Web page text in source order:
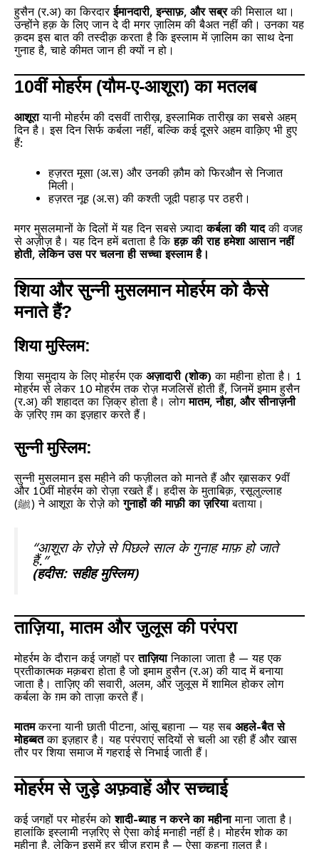
हुसैन (र.अ) का किरदारईमानदारी, इन्साफ़, और सब्रकी मिसाल था।
उन्होंने हक़ के लिए जान दे दी मगर ज़ालिम की बैअत नहीं की। उनका यह
क़दम इस बात की तस्दीक़ करता है कि इस्लाम में ज़ालिम का साथ देना
गुनाह है, चाहे कीमत जान ही क्यों न हो।
10वीं मोहर्रम (यौम-ए-आशूरा) का मतलब
आशूरायानी मोहर्रम की दसवीं तारीख़, इस्लामिक तारीख़ का सबसे अहम्
दिन है। इस दिन सिर्फ कर्बला नहीं, बल्कि कई दूसरे अहम वाक़िए भी हुए
हैं:
हज़रत मूसा (अ.स) और उनकी क़ौम को फिरऔन से निजात
मिली।
हज़रत नूह (अ.स) की कश्ती जूदी पहाड़ पर ठहरी।
मगर मुसलमानों के दिलों में यह दिन सबसे ज़्यादाकर्बला की यादकी वजह
से अज़ीज़ है। यह दिन हमें बताता है किहक़ की राह हमेशा आसान नहीं
होती, लेकिन उस पर चलना ही सच्चा इस्लाम है।
शिया और सुन्नी मुसलमान मोहर्रम को कैसे
मनाते हैं?
शिया मुस्लिम:
शिया समुदाय के लिए मोहर्रम एक अज़ादारी (शोक) का महीना होता है। 1
मोहर्रम से लेकर 10 मोहर्रम तक रोज़ मजलिसें होती हैं, जिनमें इमाम हुसैन
(र.अ) की शहादत का ज़िक्र होता है। लोगमातम, नौहा, और सीनाज़नी
के ज़रिए ग़म का इज़हार करते हैं।
सुन्नी मुस्लिम:
सुन्नी मुसलमान इस महीने की फज़ीलत को मानते हैं और ख़ासकर 9वीं
और 10वीं मोहर्रम को रोज़ा रखते हैं। हदीस के मुताबिक़, रसूलुल्लाह
(ﷺ) ने आशूरा के रोज़े कोगुनाहों की माफ़ी का ज़रियाबताया।
“आशूरा के रोज़े से पिछले साल के गुनाह माफ़ हो जाते
हैं.”
(हदीस: सहीह मुस्लिम)
ताज़िया, मातम और जुलूस की परंपरा
मोहर्रम के दौरान कई जगहों परताज़ियानिकाला जाता है — यह एक
प्रतीकात्मक मक़बरा होता है जो इमाम हुसैन (र.अ) की याद में बनाया
जाता है। ताज़िए की सवारी, अलम, और जुलूस में शामिल होकर लोग
कर्बला के ग़म को ताज़ा करते हैं।
मातमकरना यानी छाती पीटना, आंसू बहाना — यह सब अहले-बैत से
मोहब्बतका इज़हार है। यह परंपराएं सदियों से चली आ रही हैं और खास
तौर पर शिया समाज में गहराई से निभाई जाती हैं।
मोहर्रम से जुड़े अफ़वाहें और सच्चाई
कई जगहों पर मोहर्रम कोशादी-ब्याह न करने का महीनामाना जाता है।
हालांकि इस्लामी नज़रिए से ऐसा कोई मनाही नहीं है। मोहर्रम शोक का
महीना है, लेकिन इसमें हर चीज़ हराम है — ऐसा कहना ग़लत है।